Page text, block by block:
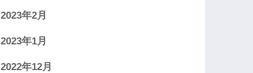
2023年2月
2023年1月
2022年12月